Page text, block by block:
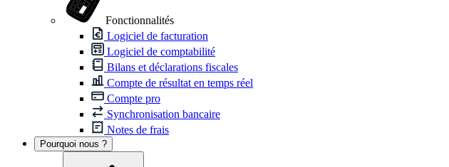
Fonctionnalités
Logiciel de facturation
Logiciel de comptabilité
Bilans et déclarations fiscales
Compte de résultat en temps réel
Compte pro
Synchronisation bancaire
Notes de frais
Pourquoi nous ?